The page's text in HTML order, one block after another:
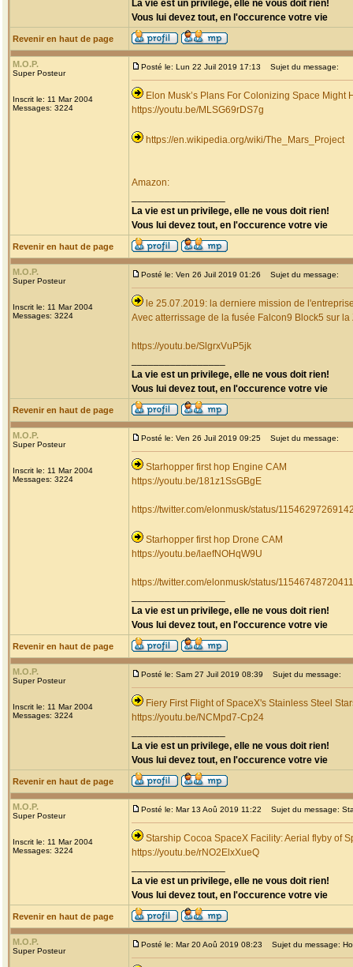
La vie est un privilege, elle ne vous doit rien!
Vous lui devez tout, en l'occurence votre vie
Revenir en haut de page
M.O.P.
Super Posteur
Inscrit le: 11 Mar 2004
Messages: 3224
Posté le: Lun 22 Juil 2019 17:13 Sujet du message:
Elon Musk’s Plans For Colonizing Space
https://youtu.be/MLSG69rDS7g
https://en.wikipedia.org/wiki/The_Mars_Project
Amazon:
La vie est un privilege, elle ne vous doit rien!
Vous lui devez tout, en l'occurence votre vie
Revenir en haut de page
M.O.P.
Super Posteur
Inscrit le: 11 Mar 2004
Messages: 3224
Posté le: Ven 26 Juil 2019 01:26 Sujet du message:
le 25.07.2019: la derniere mission de
Avec atterrissage de la fusée Falcon9 Block5 sur
https://youtu.be/SlgrxVuP5jk
La vie est un privilege, elle ne vous doit rien!
Vous lui devez tout, en l'occurence votre vie
Revenir en haut de page
M.O.P.
Super Posteur
Inscrit le: 11 Mar 2004
Messages: 3224
Posté le: Ven 26 Juil 2019 09:25 Sujet du message:
Starhopper first hop Engine CAM
https://youtu.be/181z1SsGBgE
https://twitter.com/elonmusk/status/
Starhopper first hop Drone CAM
https://youtu.be/laefNOHqW9U
https://twitter.com/elonmusk/status/
La vie est un privilege, elle ne vous doit rien!
Vous lui devez tout, en l'occurence votre vie
Revenir en haut de page
M.O.P.
Super Posteur
Inscrit le: 11 Mar 2004
Messages: 3224
Posté le: Sam 27 Juil 2019 08:39 Sujet du message:
Fiery First Flight of SpaceX's Stainless Steel
https://youtu.be/NCMpd7-Cp24
La vie est un privilege, elle ne vous doit rien!
Vous lui devez tout, en l'occurence votre vie
Revenir en haut de page
M.O.P.
Super Posteur
Inscrit le: 11 Mar 2004
Messages: 3224
Posté le: Mar 13 Aoû 2019 11:22 Sujet du message:
Starship Cocoa SpaceX Facility: Aerial flyby of
https://youtu.be/rNO2ElxXueQ
La vie est un privilege, elle ne vous doit rien!
Vous lui devez tout, en l'occurence votre vie
Revenir en haut de page
M.O.P.
Super Posteur
Posté le: Mar 20 Aoû 2019 08:23 Sujet du message: